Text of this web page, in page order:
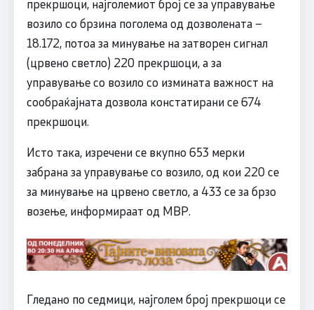
прекршоци, најголемиот број се за управување
возило со брзина поголема од дозволената –
18.172, потоа за минување на затворен сигнал
(црвено светло) 220 прекршоци, а за
управување со возило со измината важност на
сообраќајната дозвола констатирани се 674
прекршоци.
Исто така, изречени се вкупно 653 мерки
забрана за управување со возило, од кои 220 се
за минување на црвено светло, а 433 се за брзо
возење, информираат од МВР.
Гледано по седмици, најголем број прекршоци се